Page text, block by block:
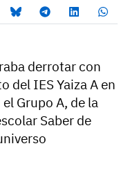
derrotar con
del IES Yaiza A en
Grupo A, de la
Saber de